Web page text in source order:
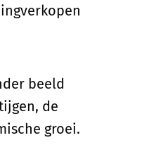
beeld
de
groei.